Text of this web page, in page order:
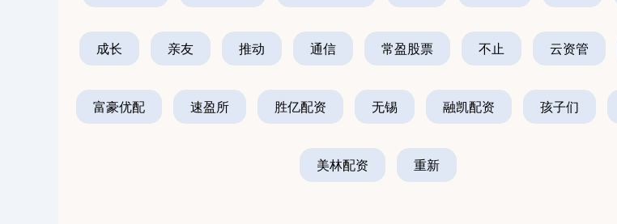
成长 亲友 推动 通信 常盈股票 不止 云资管
富豪优配 速盈所 胜亿配资 无锡 融凯配资 孩子们
美林配资 重新